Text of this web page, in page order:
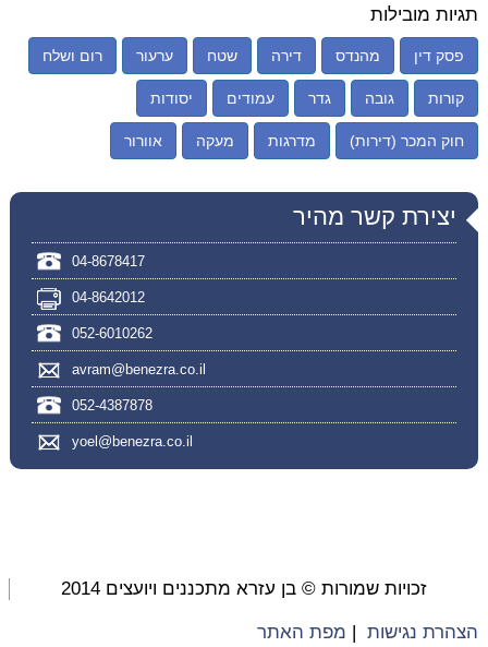
תגיות מובילות
פסק דין מהנדס דירה שטח ערעור רום ושלח
קורות גובה גדר עמודים יסודות
חוק המכר (דירות) מדרגות מעקה אוורור
יצירת קשר מהיר
04-8678417
04-8642012
052-6010262
avram@benezra.co.il
052-4387878
yoel@benezra.co.il
זכויות שמורות © בן עזרא מתכננים ויועצים 2014
הצהרת נגישות| מפת האתר